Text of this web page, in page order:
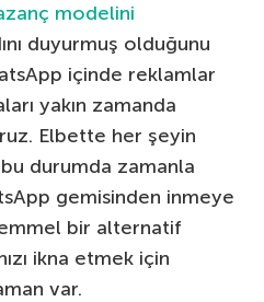
modelini
duyurmuş olduğunu
içinde reklamlar
yakın zamanda
Elbette her şeyin
durumda zamanla
gemisinden inmeye
bir alternatif
ikna etmek için
var.